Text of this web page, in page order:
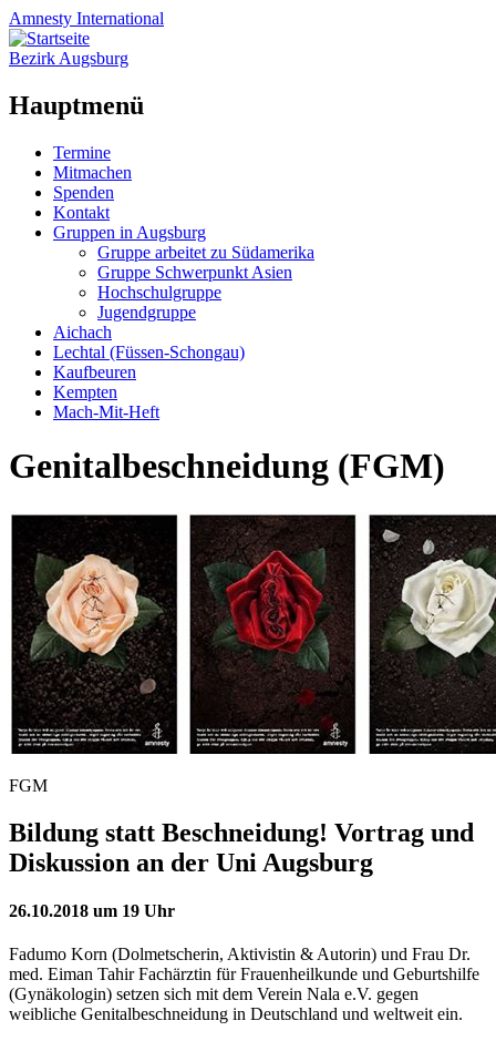
Amnesty International
Bezirk Augsburg
Hauptmenü
Zum
Inhalt
springen
Termine
Mitmachen
Spenden
Kontakt
Gruppen in Augsburg
Gruppe arbeitet zu Südamerika
Gruppe Schwerpunkt Asien
Hochschulgruppe
Jugendgruppe
Aichach
Lechtal (Füssen-Schongau)
Kaufbeuren
Kempten
Mach-Mit-Heft
Genitalbeschneidung (FGM)
FGM
Bildung statt Beschneidung! Vortrag und
Diskussion an der Uni Augsburg
26.10.2018 um 19 Uhr
Fadumo Korn (Dolmetscherin, Aktivistin & Autorin) und Frau Dr.
med. Eiman Tahir Fachärztin für Frauenheilkunde und Geburtshilfe
(Gynäkologin) setzen sich mit dem Verein Nala e.V. gegen
weibliche Genitalbeschneidung in Deutschland und weltweit ein.